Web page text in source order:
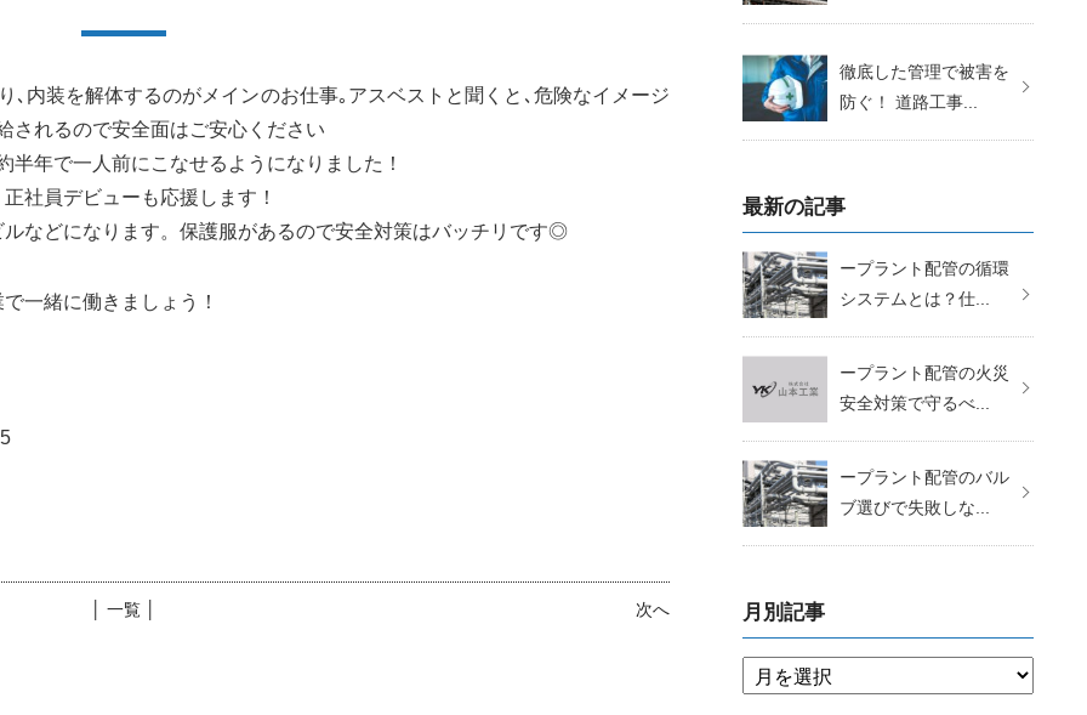
､内装を解体するのがメインのお仕事｡アスベストと聞くと､危険なイメージ
されるので安全面はご安心ください
年で一人前にこなせるようになりました！
社員デビューも応援します！
などになります。保護服があるので安全対策はバッチリです◎
一緒に働きましょう！
次へ
│ 一覧 │
徹底した管理で被害を
防ぐ！ 道路工事...
最新の記事
ープラント配管の循環
システムとは？仕...
ープラント配管の火災
安全対策で守るべ...
ープラント配管のバル
ブ選びで失敗しな...
月別記事